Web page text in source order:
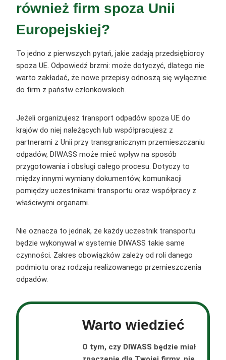
również firm spoza Unii
Europejskiej?
To jedno z pierwszych pytań, jakie zadają przedsiębiorcy
spoza UE. Odpowiedź brzmi: może dotyczyć, dlatego nie
warto zakładać, że nowe przepisy odnoszą się wyłącznie
do firm z państw członkowskich.
Jeżeli organizujesz transport odpadów spoza UE do
krajów do niej należących lub współpracujesz z
partnerami z Unii przy transgranicznym przemieszczaniu
odpadów, DIWASS może mieć wpływ na sposób
przygotowania i obsługi całego procesu. Dotyczy to
między innymi wymiany dokumentów, komunikacji
pomiędzy uczestnikami transportu oraz współpracy z
właściwymi organami.
Nie oznacza to jednak, że każdy uczestnik transportu
będzie wykonywał w systemie DIWASS takie same
czynności. Zakres obowiązków zależy od roli danego
podmiotu oraz rodzaju realizowanego przemieszczenia
odpadów.
Warto wiedzieć
O tym, czy DIWASS będzie miał